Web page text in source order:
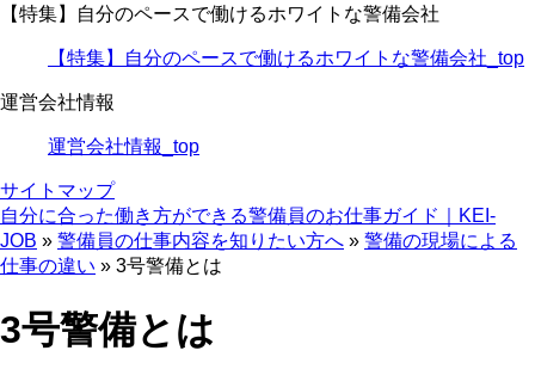
【特集】自分のペースで働けるホワイトな警備会社
【特集】自分のペースで働けるホワイトな警備会社_top
運営会社情報
運営会社情報_top
サイトマップ
自分に合った働き方ができる警備員のお仕事ガイド｜KEI-
JOB » 警備員の仕事内容を知りたい方へ » 警備の現場による
仕事の違い » 3号警備とは
3号警備とは